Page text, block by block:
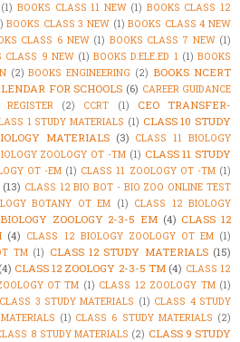
(1) BOOKS CLASS 11 NEW (1) BOOKS CLASS 12
BOOKS CLASS 3 NEW (1) BOOKS CLASS 4 NEW
CLASS 6 NEW (1) BOOKS CLASS 7 NEW (1)
CLASS 9 NEW (1) BOOKS D.ELE.ED 1 (1) BOOKS
(2) BOOKS ENGINEERING (2) BOOKS NCERT
FOR SCHOOLS (6) CAREER GUIDANCE
REGISTER (2) CCRT (1)
CEO TRANSFER-
1 STUDY MATERIALS (1) CLASS 10 STUDY
MATERIALS (3) CLASS 11 BIOLOGY
ZOOLOGY OT -TM (1) CLASS 11 STUDY
OT -EM (1) CLASS 11 ZOOLOGY OT -TM (1)
(13) CLASS 12 BIO BOT - BIO ZOO ONLINE TEST
BOTANY OT EM (1) CLASS 12 BIOLOGY
ZOOLOGY 2-3-5 EM (4) CLASS 12
(4) CLASS 12 BIOLOGY ZOOLOGY OT EM (1)
TM (1) CLASS 12 STUDY MATERIALS (15)
(4) CLASS 12 ZOOLOGY 2-3-5 TM (4) CLASS 12
OT TM (1) CLASS 12 ZOOLOGY TM (1)
CLASS 3 STUDY MATERIALS (1) CLASS 4 STUDY
(1) CLASS 6 STUDY MATERIALS (2)
8 STUDY MATERIALS (2) CLASS 9 STUDY